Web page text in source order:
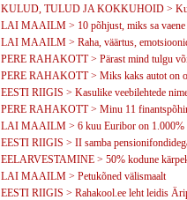
KULUD, TULUD JA KOKKUHOID >
LAI MAAILM > 10 põhjust, miks sa vaene
LAI MAAILM > Raha, väärtus,
PERE RAHAKOTT > Pärast mind tulgu
PERE RAHAKOTT > Miks kaks autot on
EESTI RIIGIS > Kasulike veebilehtede
PERE RAHAKOTT > Minu 11
LAI MAAILM > 6 kuu Euribor on 1.000%
EESTI RIIGIS > II samba
EELARVESTAMINE > 50% kodune
LAI MAAILM > Petukõned välismaalt
EESTI RIIGIS > Rahakool.ee leht leidis